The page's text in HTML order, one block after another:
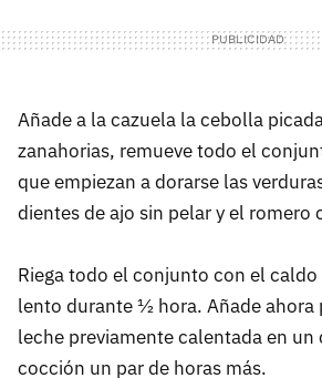
Añade a la cazuela la cebolla
zanahorias, remueve todo el
que empiezan a dorarse las
dientes de ajo sin pelar y el romero
Riega todo el conjunto con el caldo
lento durante ½ hora. Añade ahora
leche previamente calentada en un
cocción un par de horas más.